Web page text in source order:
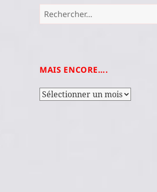
Rechercher :
MAIS ENCORE….
Mais